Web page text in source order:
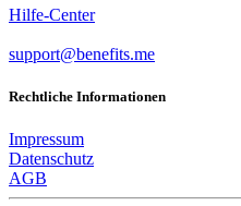
Hilfe-Center
support@benefits.me
Rechtliche Informationen
Impressum
Datenschutz
AGB